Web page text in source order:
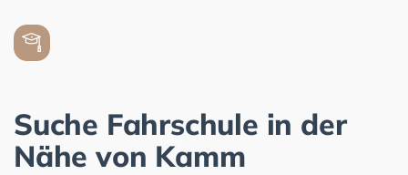
Suche Fahrschule in der
Nähe von Kamm